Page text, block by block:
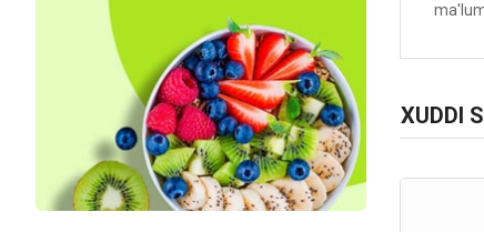
XUDDI
Kod: 4912